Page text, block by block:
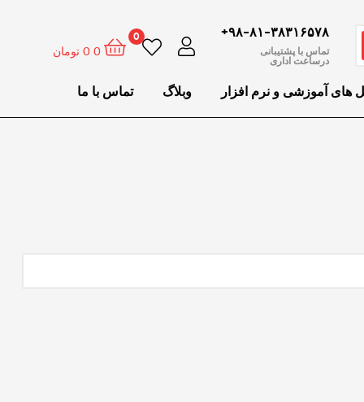
۹۸-۸۱-۳۸۳۱۶۵۷۸+
تماس با پشتیبانی
درساعت اداری
0
0
0 تومان
های آموزشی و نرم افزار وبلاگ تماس با ما